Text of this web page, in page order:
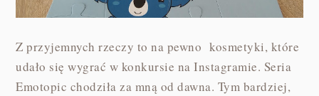
Z przyjemnych rzeczy to na pewno kosmetyki, które
udało się wygrać w konkursie na Instagramie. Seria
Emotopic chodziła za mną od dawna. Tym bardziej,